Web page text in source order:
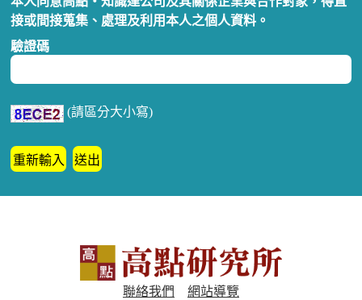
接或間接蒐集、處理及利用本人之個人資料。
驗證碼
(請區分大小寫)
聯絡我們 網站導覽